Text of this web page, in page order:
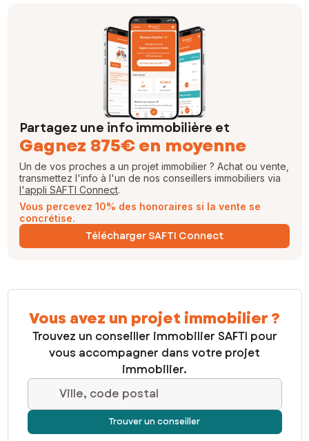
Partagez une info immobilière et
Gagnez 875€ en moyenne
Un de vos proches a un projet immobilier ? Achat ou vente,
transmettez l'info à l'un de nos conseillers immobiliers via
l'appli SAFTI Connect.
Vous percevez 10% des honoraires si la vente se
concrétise.
Télécharger SAFTI Connect
Vous avez un projet immobilier ?
Trouvez un conseiller immobilier SAFTI pour
vous accompagner dans votre projet
immobilier.
Ville, code postal
Trouver un conseiller